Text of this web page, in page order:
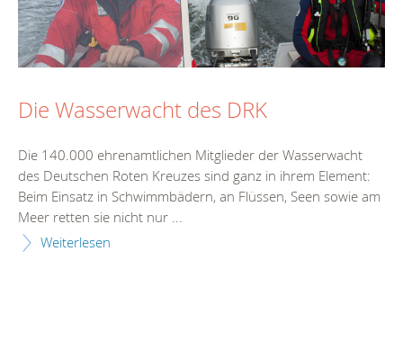
Die Wasserwacht des DRK
Die 140.000 ehrenamtlichen Mitglieder der Wasserwacht
des Deutschen Roten Kreuzes sind ganz in ihrem Element:
Beim Einsatz in Schwimmbädern, an Flüssen, Seen sowie am
Meer retten sie nicht nur ...
Weiterlesen